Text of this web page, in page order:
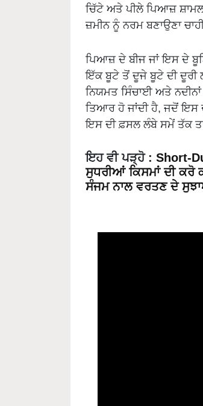
ਚਿੱਟੇ ਅਤੇ ਪੀਲੇ ਪਿਆਜ਼
ਜ਼ਮੀਨ ਨੂੰ ਨਰਮ ਬਣਾਉਣਾ
ਪਿਆਜ਼ ਦੇ ਬੀਜ ਜਾਂ ਇਸ ਦੇ
ਇੱਕ ਬੂਟੇ ਤੋਂ ਦੂਜੇ ਬੂਟੇ ਦੀ ਦੂਰੀ
ਨਿਯਮਤ ਸਿੰਚਾਈ ਅਤੇ
ਤਿਆਰ ਹੋ ਜਾਂਦੀ ਹੈ, ਜਦੋਂ ਇਸ
ਇਸ ਦੀ ਫ਼ਸਲ ਲੰਬੇ ਸਮੇਂ ਤੱਕ
ਇਹ ਵੀ ਪੜ੍ਹੋ : Short-
ਸੁਧਰੀਆਂ ਕਿਸਮਾਂ ਦੀ ਕਰੋ
ਸੰਜਮ ਨਾਲ ਵਰਤਣ ਦੇ